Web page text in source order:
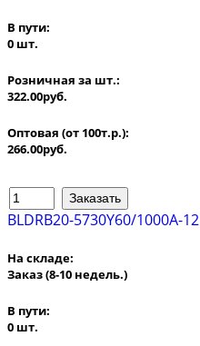
В пути:
0 шт.
Розничная за шт.:
322.00руб.
Оптовая (от 100т.р.):
266.00руб.
BLDRB20-5730Y60/1000A-12
На складе:
Заказ(8-10 недель.)
В пути:
0 шт.